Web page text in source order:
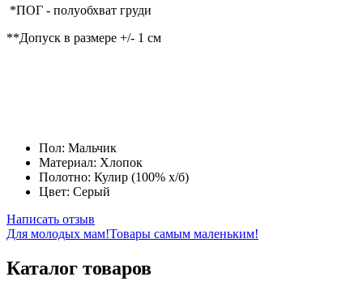
*ПОГ - полуобхват груди
**Допуск в размере +/- 1 см
Пол: Мальчик
Материал: Хлопок
Полотно: Кулир (100% х/б)
Цвет: Серый
Написать отзыв
Для молодых мам!Товары самым маленьким!
Каталог товаров